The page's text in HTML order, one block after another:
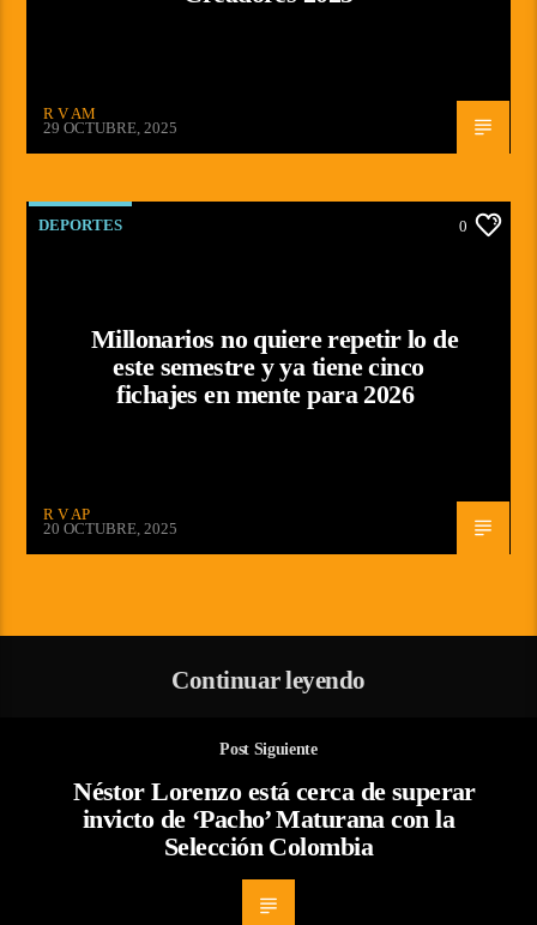
R V AM
29 OCTUBRE, 2025
DEPORTES 0
Millonarios no quiere repetir lo de
este semestre y ya tiene cinco
fichajes en mente para 2026
R V AP
20 OCTUBRE, 2025
Continuar leyendo
Post Siguiente
Néstor Lorenzo está cerca de superar
invicto de ‘Pacho’ Maturana con la
Selección Colombia